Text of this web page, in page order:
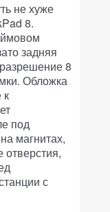
не хуже
8.
задняя
8
Обложка
к
под
магнитах,
с